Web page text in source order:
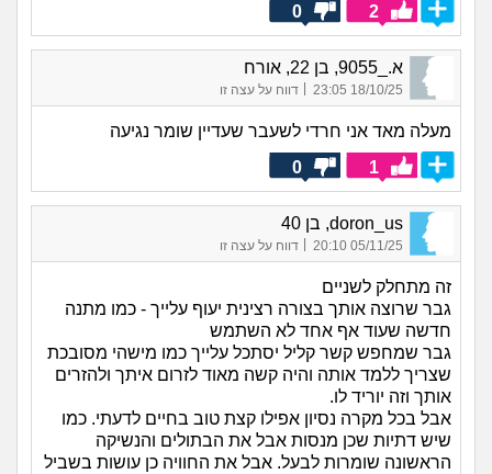
2
0
א._9055, בן 22, אורח
18/10/25 23:05
| דווח על עצה זו
מעלה מאד אני חרדי לשעבר שעדיין שומר נגיעה
1
0
doron_us, בן 40
05/11/25 20:10 דווח על עצה זו
זה מתחלק לשניים
גבר שרוצה אותך בצורה רצינית יעוף עלייך - כמו מתנה
חדשה שעוד אף אחד לא השתמש
גבר שמחפש קשר קליל יסתכל עלייך כמו מישהי מסובכת
שצריך ללמד אותה והיה קשה מאוד לזרום איתך ולהזרים
אותך וזה יוריד לו.
אבל בכל מקרה נסיון אפילו קצת טוב בחיים לדעתי. כמו
שיש דתיות שכן מנסות אבל את הבתולים והנשיקה
הראשונה שומרות לבעל. אבל את החוויה כן עושות בשביל